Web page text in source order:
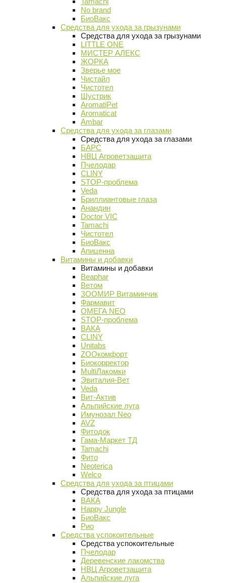
No brand
БиоВакс
Средства для ухода за грызунами
Средства для ухода за грызунами
LITTLE ONE
МИСТЕР АЛЕКС
ЖОРКА
Зверье мое
Чистайл
Чистотел
Шустрик
AromatiPet
Aromaticat
Ambar
Средства для ухода за глазами
Средства для ухода за глазами
БАРС
НВЦ Агроветзащита
Пчелодар
CLINY
STOP-проблема
Veda
Бриллиантовые глаза
Анандин
Doctor VIC
Tamachi
Чистотел
БиоВакс
Апиценна
Витамины и добавки
Витамины и добавки
Beaphar
Ветом
ЗООМИР Витаминчик
Фармавит
ОМЕГА NEO
STOP-проблема
ВАКА
CLINY
Unitabs
ZOOкомфорт
Биокорректор
MultiЛакомки
Эвиталия-Вет
Veda
Вит-Актив
Альпийские луга
Имунозал Neo
AVZ
Фитодок
Гама-Маркет ТД
Tamachi
Фито
Neoterica
Welco
Средства для ухода за птицами
Средства для ухода за птицами
ВАКА
Happy Jungle
БиоВакс
Рио
Средства успокоительные
Средства успокоительные
Пчелодар
Деревенские лакомства
НВЦ Агроветзащита
Альпийские луга